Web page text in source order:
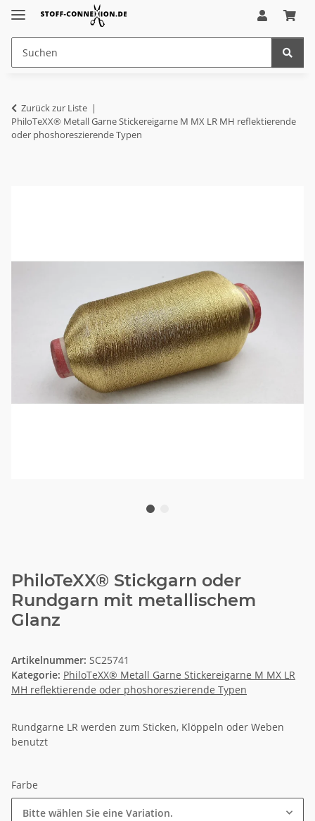
Zurück zur Liste
PhiloTeXX® Metall Garne Stickereigarne M MX LR MH reflektierende
oder phoshoreszierende Typen
PhiloTeXX® Stickgarn oder
Rundgarn mit metallischem
Glanz
Artikelnummer: SC25741
Kategorie: PhiloTeXX® Metall Garne Stickereigarne M MX LR
MH reflektierende oder phoshoreszierende Typen
Rundgarne LR werden zum Sticken, Klöppeln oder Weben
benutzt
Farbe
Bitte wählen Sie eine Variation.